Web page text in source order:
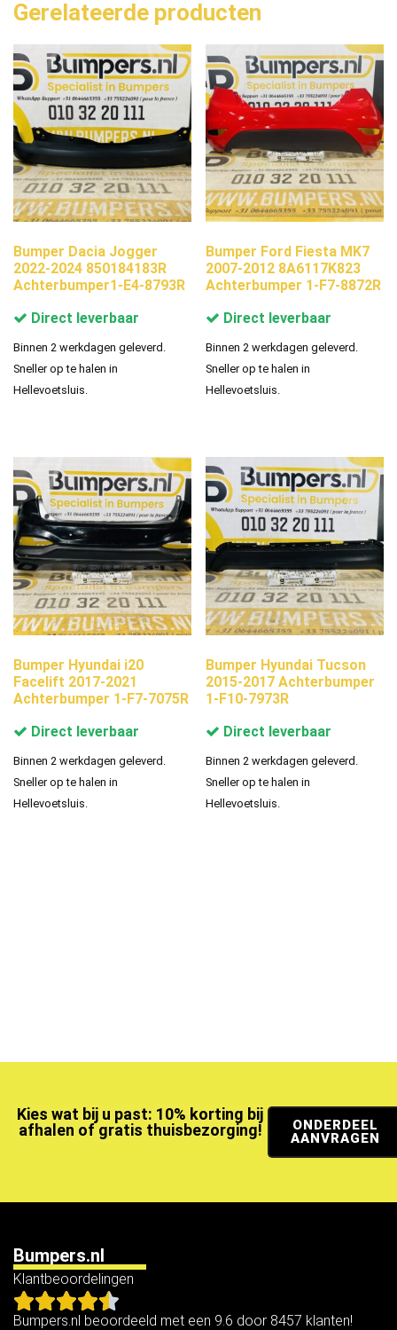
Gerelateerde producten
Bumper Dacia Jogger
2022-2024 850184183R
Achterbumper1-E4-8793R
Direct leverbaar
Binnen 2 werkdagen geleverd.
Sneller op te halen in
Hellevoetsluis.
Bumper Ford Fiesta MK7
2007-2012 8A6117K823
Achterbumper 1-F7-8872R
Direct leverbaar
Binnen 2 werkdagen geleverd.
Sneller op te halen in
Hellevoetsluis.
Bumper Hyundai i20
Facelift 2017-2021
Achterbumper 1-F7-7075R
Direct leverbaar
Binnen 2 werkdagen geleverd.
Sneller op te halen in
Hellevoetsluis.
Bumper Hyundai Tucson
2015-2017 Achterbumper
1-F10-7973R
Direct leverbaar
Binnen 2 werkdagen geleverd.
Sneller op te halen in
Hellevoetsluis.
Kies wat bij u past: 10% korting bij
afhalen of gratis thuisbezorging!
ONDERDEEL
AANVRAGEN
Bumpers.nl
Klantbeoordelingen
Bumpers.nl beoordeeld met een 9.6 door 8457 klanten!